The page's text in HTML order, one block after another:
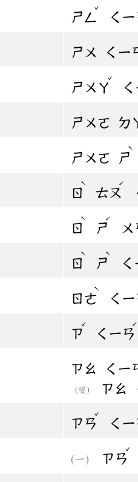
ㄕㄥ
ˇ
ㄑㄧ
ㄕㄨ ㄑㄧ
ㄕㄨㄚ
ˇ
ㄕㄨㄛ ㄉ
ㄕㄨㄛ ㄕ
ˋ
ㄖ
ˋ
ㄊㄡ
ˊ
ㄖ
ˋ
ㄕ
ˊ
ㄨ
ㄖ
ˋ
ㄕ
ˋ
ㄑ
ㄖㄜ
ˋ
ㄑㄧ
ㄗ
ˇ
ㄑㄧㄢ
ˊ
ㄗㄠ ㄑㄧ
(變) ㄗㄠ
ㄗㄢ
ˇ
ㄑㄧ
ㄗㄢ
ˇ